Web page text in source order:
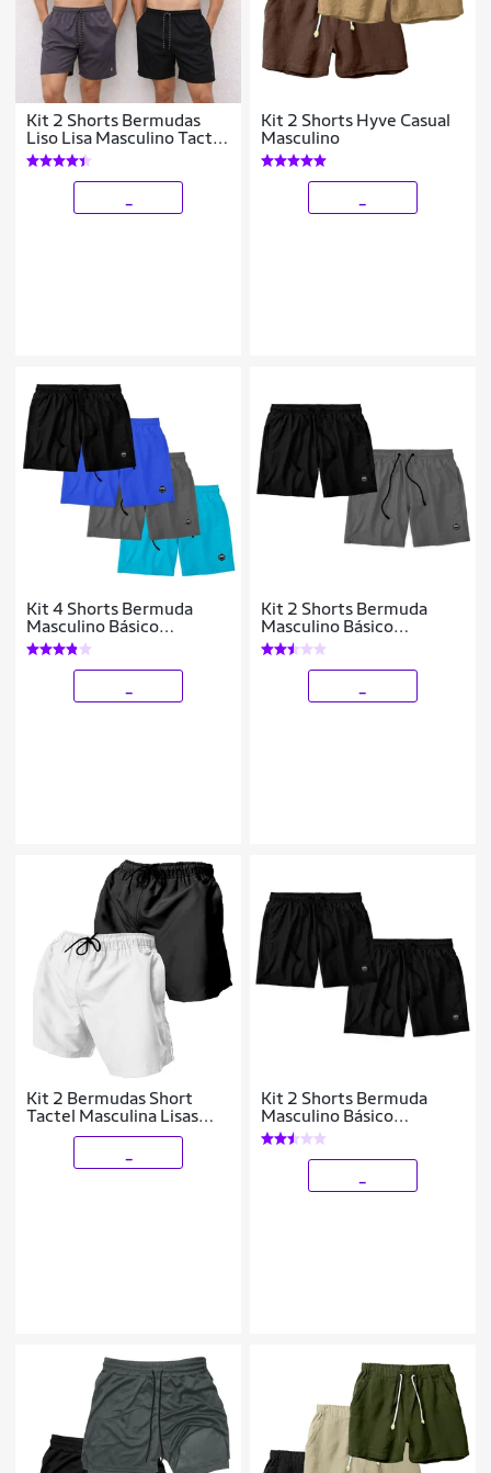
Kit 2 Shorts Bermudas
Liso Lisa Masculino Tactel
Básico
Kit 2 Shorts Hyve Casual
Masculino
Kit 4 Shorts Bermuda
Masculino Básico
Mauricinho Tactel
Kit 2 Shorts Bermuda
Masculino Básico
Mauricinho Liso Tactel
Kit 2 Bermudas Short
Tactel Masculina Lisas
com Bolsos e Ajuste na
Kit 2 Shorts Bermuda
Masculino Básico
Mauricinho Liso Tactel